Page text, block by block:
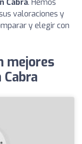
Cabra. Hemos
valoraciones y
y elegir con
mejores